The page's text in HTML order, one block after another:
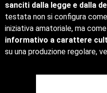
sanciti dalla legge e dalla
testata non si configura
iniziativa amatoriale, ma
informativo a carattere
su una produzione regolare,